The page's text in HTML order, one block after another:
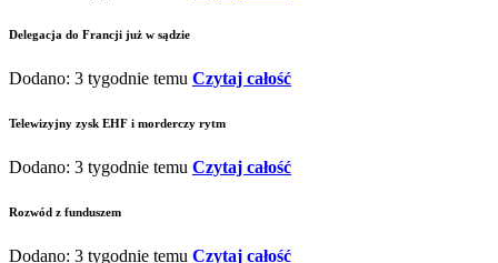
Delegacja do Francji już w sądzie
Dodano: 3 tygodnie temu Czytaj całość
Telewizyjny zysk EHF i morderczy rytm
Dodano: 3 tygodnie temu Czytaj całość
Rozwód z funduszem
Dodano: 3 tygodnie temu Czytaj całość